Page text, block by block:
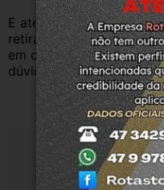
E atenderemos o
retirar na nossa loja
em contato com a
dúvidas.